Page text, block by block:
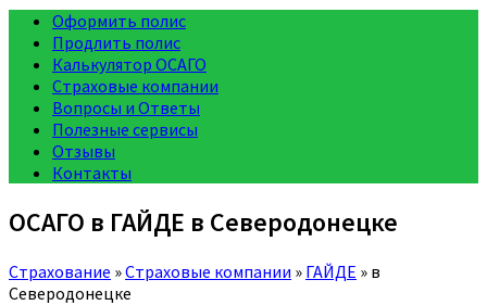
Оформить полис
Продлить полис
Калькулятор ОСАГО
Страховые компании
Вопросы и Ответы
Полезные сервисы
Отзывы
Контакты
ОСАГО в ГАЙДЕ в Северодонецке
Страхование »Страховые компании » ГАЙДЕ » в
Северодонецке